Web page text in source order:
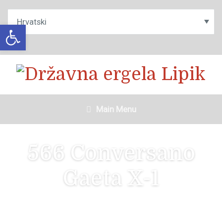
Open toolbar
Main Menu
566 Conversano
Gaeta X-1